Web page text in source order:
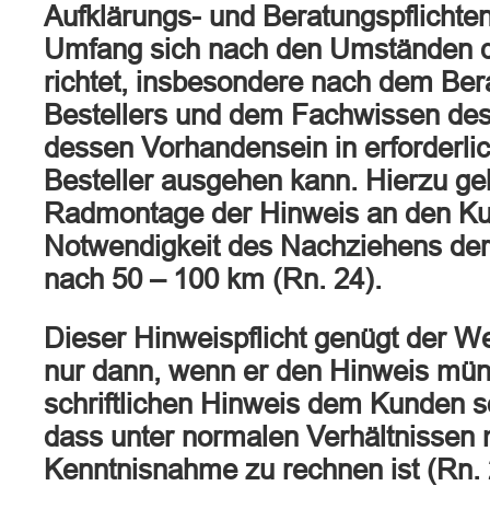
Aufklärungs- und
Umfang sich nach den Umständen
richtet, insbesondere nach dem
Bestellers und dem Fachwissen
dessen Vorhandensein in
Besteller ausgehen kann. Hierzu
Radmontage der Hinweis an den
Notwendigkeit des Nachziehens
nach 50 – 100 km (Rn. 24).
Dieser Hinweispflicht genügt der
nur dann, wenn er den Hinweis
schriftlichen Hinweis dem Kunden
dass unter normalen Verhältnissen
Kenntnisnahme zu rechnen ist (Rn.